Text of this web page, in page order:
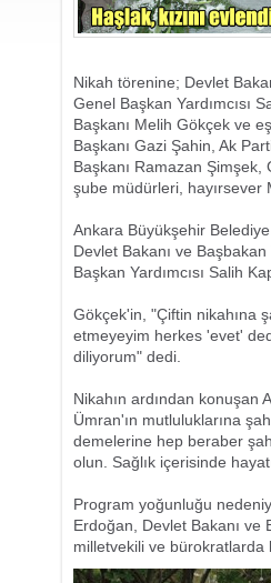
Nikah törenine; Devlet
Genel Başkan Yardımcısı
Başkanı Melih Gökçek ve
Başkanı Gazi Şahin, Ak
Başkanı Ramazan
şube müdürleri, hayırsever
Ankara Büyükşehir Belediye
Devlet Bakanı ve
Başkan Yardımcısı Salih
Gökçek'in, "Çiftin nikahına
etmeyeyim herkes 'evet'
diliyorum" dedi.
Nikahın ardından konuşan
Ümran'ın mutluluklarına
demelerine hep beraber
olun. Sağlık içerisinde
Program yoğunluğu
Erdoğan, Devlet Bakanı ve
milletvekili ve bürokratlarda